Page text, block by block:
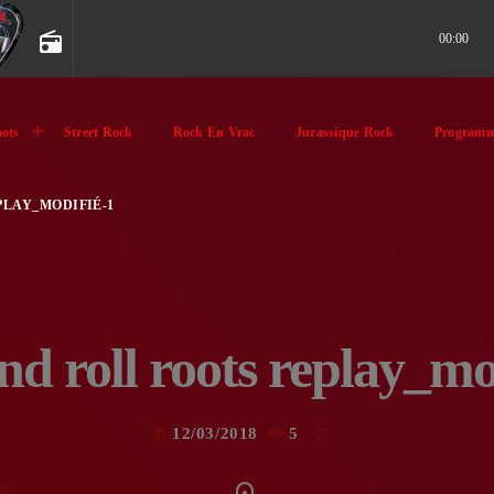
radio 00:00
Street Rock Rock En Vrac Jurassique Rock
1
roll roots
12/03/2018 5